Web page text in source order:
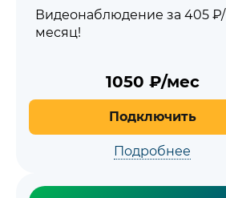
Видеонаблюдение за 405 ₽/
месяц!
1050 ₽/мес
Подключить
Подробнее